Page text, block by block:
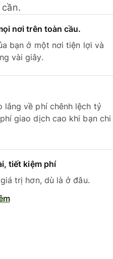
nơi trên toàn cầu.
bạn ở một nơi tiện lợi và
vài giây.
lắng về phí chênh lệch tỷ
giao dịch cao khi bạn chi
tiết kiệm phí
trị hơn, dù là ở đâu.